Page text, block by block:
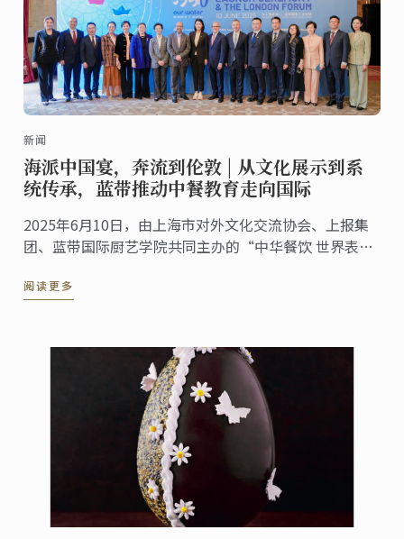
新闻
海派中国宴，奔流到伦敦 | 从文化展示到系
统传承，蓝带推动中餐教育走向国际
2025年6月10日，由上海市对外文化交流协会、上报集
团、蓝带国际厨艺学院共同主办的“中华餐饮 世界表达
蓝带伦敦概念餐厅The CORD by Le Cordon ...
阅读更多